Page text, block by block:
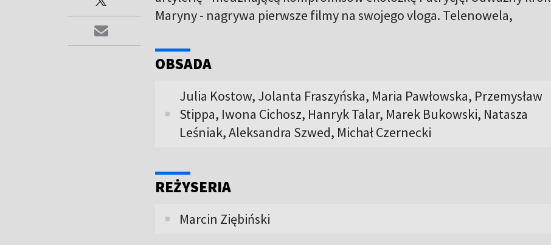
Maryny - nagrywa pierwsze filmy na swojego vloga. Telenowela,
OBSADA
Julia Kostow, Jolanta Fraszyńska, Maria Pawłowska, Przemysław
Stippa, Iwona Cichosz, Hanryk Talar, Marek Bukowski, Natasza
Leśniak, Aleksandra Szwed, Michał Czernecki
REŻYSERIA
Marcin Ziębiński